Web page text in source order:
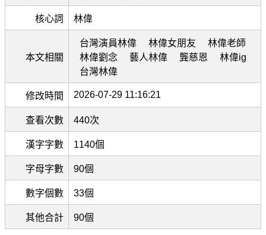
核心詞 林偉
本文相關
台灣演員林偉 林偉女朋友
林偉老師
林偉劉念
藝人林偉 龔慈恩
林偉ig
台灣林偉
修改時間 2026-07-29 11:16:21
查看次數 440次
漢字字數 1140個
字母字數 90個
數字個數 33個
其他合計 90個